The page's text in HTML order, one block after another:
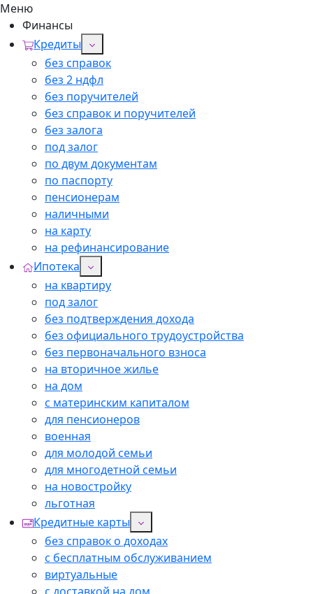
Меню
Финансы
Кредиты
без справок
без 2 ндфл
без поручителей
без справок и поручителей
без залога
под залог
по двум документам
по паспорту
пенсионерам
наличными
на карту
на рефинансирование
Ипотека
на квартиру
под залог
без подтверждения дохода
без официального трудоустройства
без первоначального взноса
на вторичное жилье
на дом
с материнским капиталом
для пенсионеров
военная
для молодой семьи
для многодетной семьи
на новостройку
льготная
Кредитные карты
без справок о доходах
с бесплатным обслуживанием
виртуальные